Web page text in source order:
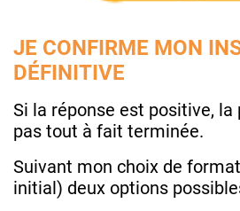
JE CONFIRME MON
DÉFINITIVE
Si la réponse est positive, la
pas tout à fait terminée.
Suivant mon choix de
initial) deux options